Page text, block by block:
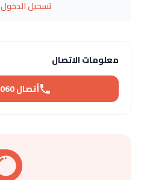
تسجيل الدخول
معلومات الاتصال
أتصال 01126882060